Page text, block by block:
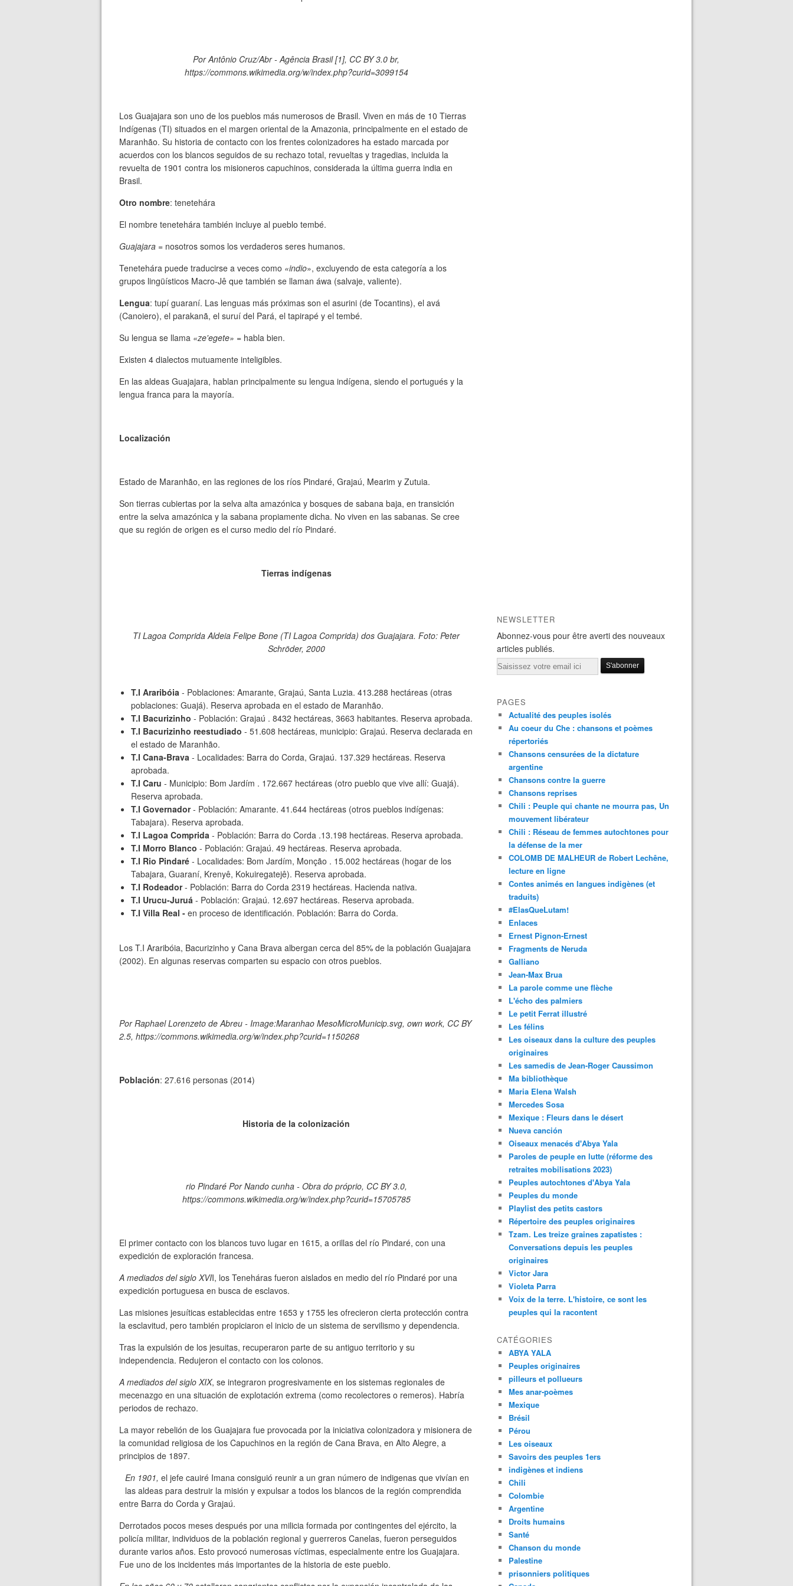
Por Antônio Cruz/Abr - Agência Brasil [1], CC BY 3.0 br,
https://commons.wikimedia.org/w/index.php?curid=3099154
Los Guajajara son uno de los pueblos más numerosos de Brasil. Viven en más de 10 Tierras
Indígenas (TI) situados en el margen oriental de la Amazonia, principalmente en el estado de
Maranhão. Su historia de contacto con los frentes colonizadores ha estado marcada por
acuerdos con los blancos seguidos de su rechazo total, revueltas y tragedias, incluida la
revuelta de 1901 contra los misioneros capuchinos, considerada la última guerra india en
Brasil.
Otro nombre: tenetehára
El nombre tenetehára también incluye al pueblo tembé.
Guajajara = nosotros somos los verdaderos seres humanos.
Tenetehára puede traducirse a veces como «indio», excluyendo de esta categoría a los
grupos lingüísticos Macro-Jê que también se llaman áwa (salvaje, valiente).
Lengua: tupí guaraní. Las lenguas más próximas son el asurini (de Tocantins), el avá
(Canoiero), el parakanã, el suruí del Pará, el tapirapé y el tembé.
Su lengua se llama «ze'egete» = habla bien.
Existen 4 dialectos mutuamente inteligibles.
En las aldeas Guajajara, hablan principalmente su lengua indígena, siendo el portugués y la
lengua franca para la mayoría.
Localización
Estado de Maranhão, en las regiones de los ríos Pindaré, Grajaú, Mearim y Zutuia.
Son tierras cubiertas por la selva alta amazónica y bosques de sabana baja, en transición
entre la selva amazónica y la sabana propiamente dicha. No viven en las sabanas. Se cree
que su región de origen es el curso medio del río Pindaré.
Tierras indígenas
TI Lagoa Comprida Aldeia Felipe Bone (TI Lagoa Comprida) dos Guajajara. Foto: Peter
Schröder, 2000
T.I Araribóia - Poblaciones: Amarante, Grajaú, Santa Luzia. 413.288 hectáreas (otras
poblaciones: Guajá). Reserva aprobada en el estado de Maranhão.
T.I Bacurizinho - Población: Grajaú . 8432 hectáreas, 3663 habitantes. Reserva aprobada.
T.I Bacurizinho reestudiado - 51.608 hectáreas, municipio: Grajaú. Reserva declarada en
el estado de Maranhão.
T.I Cana-Brava - Localidades: Barra do Corda, Grajaú. 137.329 hectáreas. Reserva
aprobada.
T.I Caru - Municipio: Bom Jardím . 172.667 hectáreas (otro pueblo que vive allí: Guajá).
Reserva aprobada.
T.I Governador- Población: Amarante. 41.644 hectáreas (otros pueblos indígenas:
Tabajara). Reserva aprobada.
T.I Lagoa Comprida - Población: Barra do Corda .13.198 hectáreas. Reserva aprobada.
T.I Morro Blanco - Población: Grajaú. 49 hectáreas. Reserva aprobada.
T.I Rio Pindaré - Localidades: Bom Jardím, Monção . 15.002 hectáreas (hogar de los
Tabajara, Guaraní, Krenyê, Kokuiregatejê). Reserva aprobada.
T.I Rodeador- Población: Barra do Corda 2319 hectáreas. Hacienda nativa.
T.I Urucu-Juruá - Población: Grajaú. 12.697 hectáreas. Reserva aprobada.
T.I Villa Real - en proceso de identificación. Población: Barra do Corda.
Los T.I Araribóia, Bacurizinho y Cana Brava albergan cerca del 85% de la población Guajajara
(2002). En algunas reservas comparten su espacio con otros pueblos.
Por Raphael Lorenzeto de Abreu - Image:Maranhao MesoMicroMunicip.svg, own work, CC BY
2.5, https://commons.wikimedia.org/w/index.php?curid=1150268
Población: 27.616 personas (2014)
Historia de la colonización
rio Pindaré Por Nando cunha - Obra do próprio, CC BY 3.0,
https://commons.wikimedia.org/w/index.php?curid=15705785
El primer contacto con los blancos tuvo lugar en 1615, a orillas del río Pindaré, con una
expedición de exploración francesa.
A mediados del siglo XVII, los Teneháras fueron aislados en medio del río Pindaré por una
expedición portuguesa en busca de esclavos.
Las misiones jesuíticas establecidas entre 1653 y 1755 les ofrecieron cierta protección contra
la esclavitud, pero también propiciaron el inicio de un sistema de servilismo y dependencia.
Tras la expulsión de los jesuitas, recuperaron parte de su antiguo territorio y su
independencia. Redujeron el contacto con los colonos.
A mediados del siglo XIX, se integraron progresivamente en los sistemas regionales de
mecenazgo en una situación de explotación extrema (como recolectores o remeros). Habría
periodos de rechazo.
La mayor rebelión de los Guajajara fue provocada por la iniciativa colonizadora y misionera de
la comunidad religiosa de los Capuchinos en la región de Cana Brava, en Alto Alegre, a
principios de 1897.
En 1901, el jefe cauiré Imana consiguió reunir a un gran número de indigenas que vivían en
las aldeas para destruir la misión y expulsar a todos los blancos de la región comprendida
entre Barra do Corda y Grajaú.
Derrotados pocos meses después por una milicia formada por contingentes del ejército, la
policía militar, individuos de la población regional y guerreros Canelas, fueron perseguidos
durante varios años. Esto provocó numerosas víctimas, especialmente entre los Guajajara.
Fue uno de los incidentes más importantes de la historia de este pueblo.
NEWSLETTER
Abonnez-vous pour être averti des nouveaux
articles publiés.
Email
PAGES
Actualité des peuples isolés
Au coeur du Che : chansons et poèmes
répertoriés
Chansons censurées de la dictature
argentine
Chansons contre la guerre
Chansons reprises
Chili : Peuple qui chante ne mourra pas, Un
mouvement libérateur
Chili : Réseau de femmes autochtones pour
la défense de la mer
COLOMB DE MALHEUR de Robert Lechêne,
lecture en ligne
Contes animés en langues indigènes (et
traduits)
#ElasQueLutam!
Enlaces
Ernest Pignon-Ernest
Fragments de Neruda
Galliano
Jean-Max Brua
La parole comme une flèche
L'écho des palmiers
Le petit Ferrat illustré
Les félins
Les oiseaux dans la culture des peuples
originaires
Les samedis de Jean-Roger Caussimon
Ma bibliothèque
Maria Elena Walsh
Mercedes Sosa
Mexique : Fleurs dans le désert
Nueva canción
Oiseaux menacés d'Abya Yala
Paroles de peuple en lutte (réforme des
retraites mobilisations 2023)
Peuples autochtones d'Abya Yala
Peuples du monde
Playlist des petits castors
Répertoire des peuples originaires
Tzam. Les treize graines zapatistes :
Conversations depuis les peuples
originaires
Victor Jara
Violeta Parra
Voix de la terre. L'histoire, ce sont les
peuples qui la racontent
CATÉGORIES
ABYA YALA
Peuples originaires
pilleurs et pollueurs
Mes anar-poèmes
Mexique
Brésil
Pérou
Les oiseaux
Savoirs des peuples 1ers
indigènes et indiens
Chili
Colombie
Argentine
Droits humains
Santé
Chanson du monde
Palestine
prisonniers politiques